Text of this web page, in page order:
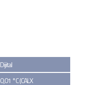
Dijital
0,01 °C (CALX